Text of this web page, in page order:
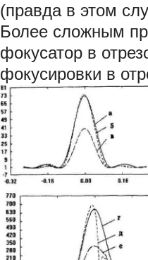
(правда в этом
Более сложным
фокусатор в
фокусировки в